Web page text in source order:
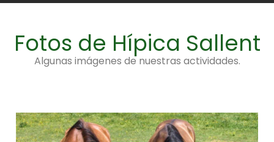
Fotos de Hípica Sallent
Algunas imágenes de nuestras actividades.